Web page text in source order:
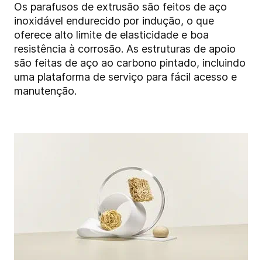
Os parafusos de extrusão são feitos de aço
inoxidável endurecido por indução, o que
oferece alto limite de elasticidade e boa
resistência à corrosão. As estruturas de apoio
são feitas de aço ao carbono pintado, incluindo
uma plataforma de serviço para fácil acesso e
manutenção.